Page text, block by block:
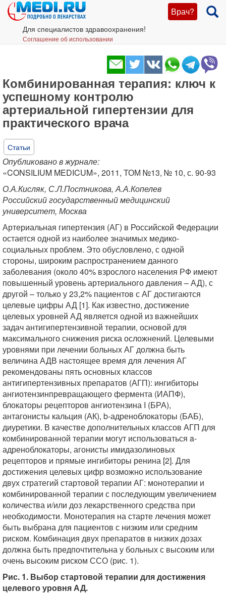
Врач?
Для специалистов здравоохранения!
Соглашение об использовании
Комбинированная терапия: ключ к
успешному контролю
артериальной гипертензии для
практического врача
Статьи
Опубликовано в журнале:
«CONSILIUM MEDICUM», 2011, ТОМ №13, № 10, с. 90-93
О.А.Кисляк, С.Л.Постникова, А.А.Копелев
Российский государственный медицинский
университет, Москва
Артериальная гипертензия (АГ) в Российской Федерации
остается одной из наиболее значимых медико-
социальных проблем. Это обусловлено, с одной
стороны, широким распространением данного
заболевания (около 40% взрослого населения РФ имеют
повышенный уровень артериального давления – АД), с
другой – только у 23,2% пациентов с АГ достигаются
целевые цифры АД [1]. Как известно, достижение
целевых уровней АД является одной из важнейших
задач антигипертензивной терапии, основой для
максимального снижения риска осложнений. Целевыми
уровнями при лечении больных АГ должна быть
величина АДВ настоящее время для лечения АГ
рекомендованы пять основных классов
антигипертензивных препаратов (АГП): ингибиторы
ангиотензинпревращающего фермента (ИАПФ),
блокаторы рецепторов ангиотензина I (БРА),
антагонисты кальция (АК), b-адреноблокаторы (БАБ),
диуретики. В качестве дополнительных классов АГП для
комбинированной терапии могут использоваться a-
адреноблокаторы, агонисты имидазолиновых
рецепторов и прямые ингибиторы ренина [2]. Для
достижения целевых цифр возможно использование
двух стратегий стартовой терапии АГ: монотерапии и
комбинированной терапии с последующим увеличением
количества и/или доз лекарственного средства при
необходимости. Монотерапия на старте лечения может
быть выбрана для пациентов с низким или средним
риском. Комбинация двух препаратов в низких дозах
должна быть предпочтительна у больных с высоким или
очень высоким риском ССО (рис. 1).
Рис. 1. Выбор стартовой терапии для достижения
целевого уровня АД.